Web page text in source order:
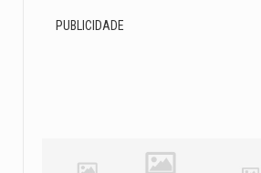
PUBLICIDADE